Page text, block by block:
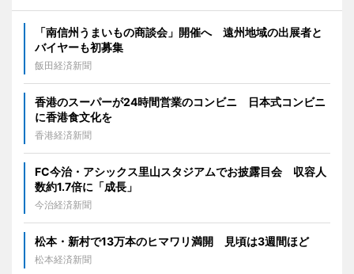
「南信州うまいもの商談会」開催へ 遠州地域の出展者と
バイヤーも初募集
飯田経済新聞
香港のスーパーが24時間営業のコンビニ 日本式コンビニ
に香港食文化を
香港経済新聞
FC今治・アシックス里山スタジアムでお披露目会 収容人
数約1.7倍に「成長」
今治経済新聞
松本・新村で13万本のヒマワリ満開 見頃は3週間ほど
松本経済新聞